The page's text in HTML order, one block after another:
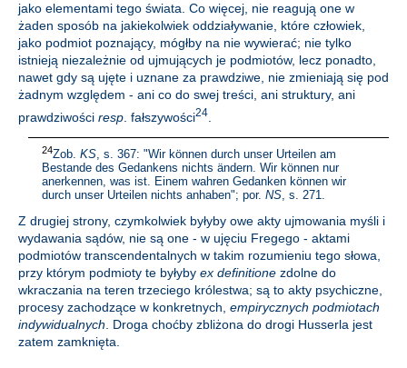
jako elementami tego świata. Co więcej, nie reagują one w
żaden sposób na jakiekolwiek oddziaływanie, które człowiek,
jako podmiot poznający, mógłby na nie wywierać; nie tylko
istnieją niezależnie od ujmujących je podmiotów, lecz ponadto,
nawet gdy są ujęte i uznane za prawdziwe, nie zmieniają się pod
żadnym względem - ani co do swej treści, ani struktury, ani
prawdziwości resp . fałszywości24
24Zob. KS, s. 367: "Wir können durch unser Urteilen am
Bestande des Gedankens nichts ändern. Wir können nur
anerkennen, was ist. Einem wahren Gedanken können wir
durch unser Urteilen nichts anhaben"; por. NS, s. 271.
Z drugiej strony, czymkolwiek byłyby owe akty ujmowania myśli i
wydawania sądów, nie są one - w ujęciu Fregego - aktami
podmiotów transcendentalnych w takim rozumieniu tego słowa,
przy którym podmioty te byłyby ex definitione zdolne do
wkraczania na teren trzeciego królestwa; są to akty psychiczne,
procesy zachodzące w konkretnych, empirycznych podmiotach
indywidualnych. Droga choćby zbliżona do drogi Husserla jest
zatem zamknięta.